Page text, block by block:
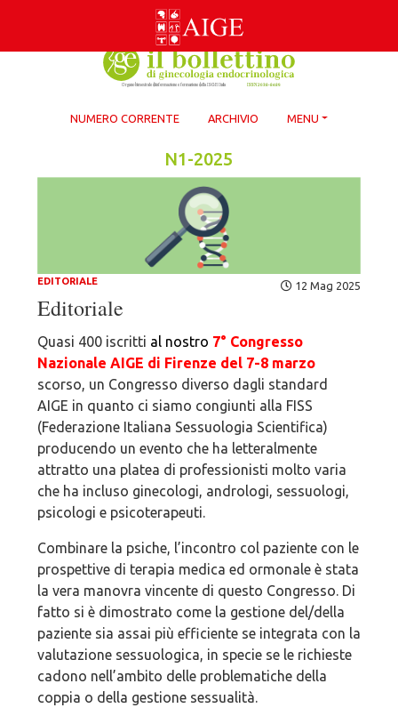
NUMERO CORRENTE ARCHIVIO MENU
N1-2025
EDITORIALE 12 Mag 2025
Editoriale
Quasi 400 iscritti al nostro 7° Congresso
Nazionale AIGE di Firenze del 7-8 marzo
scorso, un Congresso diverso dagli standard
AIGE in quanto ci siamo congiunti alla FISS
(Federazione Italiana Sessuologia Scientifica)
producendo un evento che ha letteralmente
attratto una platea di professionisti molto varia
che ha incluso ginecologi, andrologi, sessuologi,
psicologi e psicoterapeuti.
Combinare la psiche, l’incontro col paziente con le
prospettive di terapia medica ed ormonale è stata
la vera manovra vincente di questo Congresso. Di
fatto si è dimostrato come la gestione del/della
paziente sia assai più efficiente se integrata con la
valutazione sessuologica, in specie se le richieste
cadono nell’ambito delle problematiche della
coppia o della gestione sessualità.